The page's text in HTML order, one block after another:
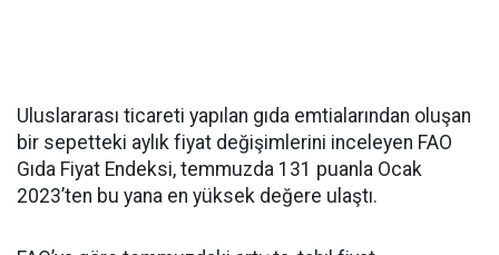
Uluslararası ticareti yapılan gıda emtialarından oluşan
bir sepetteki aylık fiyat değişimlerini inceleyen FAO
Gıda Fiyat Endeksi, temmuzda 131 puanla Ocak
2023’ten bu yana en yüksek değere ulaştı.